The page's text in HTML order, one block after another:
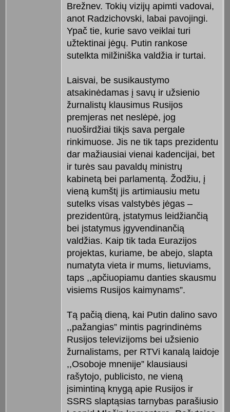
Brežnev. Tokių vizijų apimti vadovai,
anot Radzichovski, labai pavojingi.
Ypač tie, kurie savo veiklai turi
užtektinai jėgų. Putin rankose
sutelkta milžiniška valdžia ir turtai.
Laisvai, be susikaustymo
atsakinėdamas į savų ir užsienio
žurnalistų klausimus Rusijos
premjeras net neslėpė, jog
nuoširdžiai tikįs sava pergale
rinkimuose. Jis ne tik taps prezidentu
dar mažiausiai vienai kadencijai, bet
ir turės sau pavaldų ministrų
kabinetą bei parlamentą. Žodžiu, į
vieną kumštį jis artimiausiu metu
sutelks visas valstybės jėgas –
prezidentūrą, įstatymus leidžiančią
bei įstatymus įgyvendinančią
valdžias. Kaip tik tada Eurazijos
projektas, kuriame, be abejo, slapta
numatyta vieta ir mums, lietuviams,
taps ,,apčiuopiamu danties skausmu
visiems Rusijos kaimynams”.
Tą pačią dieną, kai Putin dalino savo
,,pažangias” mintis pagrindinėms
Rusijos televizijoms bei užsienio
žurnalistams, per RTVi kanalą laidoje
,,Osoboje mnenije” klausiausi
rašytojo, publicisto, ne vieną
įsimintiną knygą apie Rusijos ir
SSRS slaptąsias tarnybas parašiusio